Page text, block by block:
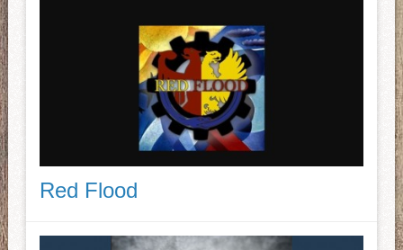
Red Flood